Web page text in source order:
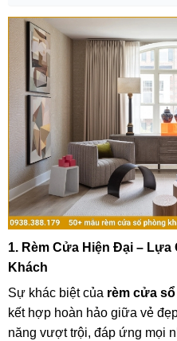
1. Rèm Cửa Hiện Đại –
Khách
Sự khác biệt của rèm cửa
kết hợp hoàn hảo giữa vẻ
năng vượt trội, đáp ứng mọi